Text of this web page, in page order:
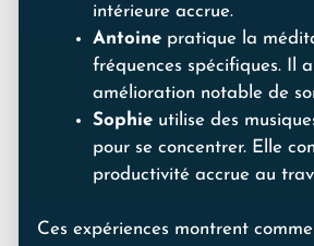
intérieure accrue.
Antoine pratique la
fréquences spécifiques. Il
amélioration notable de
Sophie utilise des
pour se concentrer. Elle
productivité accrue au
Ces expériences montrent